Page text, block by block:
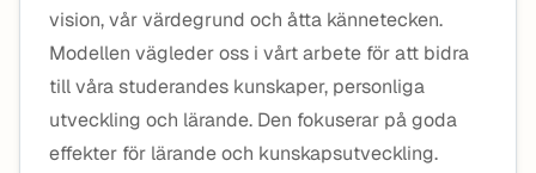
vision, vår värdegrund och åtta kännetecken.
Modellen vägleder oss i vårt arbete för att bidra
till våra studerandes kunskaper, personliga
utveckling och lärande. Den fokuserar på goda
effekter för lärande och kunskapsutveckling.